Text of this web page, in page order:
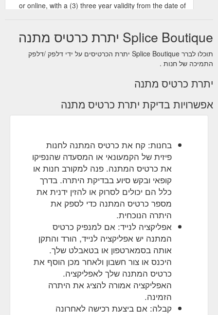
or online, with a (3) three year validity from the date of
https://www.spliceboutique.com.au/products/splice-
boutique-gift-card
SPLICE BOUTIQUE Mailed Out Gift Card – Splice Boutique
Splice Boutique Gift Card! Left it a little late? See
option. Available to use in store or online, with a (3)
three year validity from the date of purchase, this is the
https://www.spliceboutique.com.au/products/gift-card
All products – Splice Boutique
SPLICE BOUTIQUE e-
GIFT CARD. From $25.00. SOLD OUT QUICK VIEW.
ÉSS THE LABEL Isabella Maxi Dress - Banksia.
$229.00 $160.00 SALE QUICK VIEW. 12 14 ÉSS THE
LABEL Elidy High Waisted Jean - Cream. $189.00
$100.00 QUICK VIEW. 10 12 ...
https://www.spliceboutique.com.au/collections/all-
products
ÉSS THE LABEL – tagged "gift-voucher" – Splice Boutique
Gift Voucher. clear. Price. Under $100. $100 to $200.
$200 to $300. $300 to $500. $500 to $1,000. Over
$1,000. QUICK VIEW. $25.00 $50.00 $100.00 $150.00
$200.00 $250.00 $300.00 $350.00 $400.00 $450.00
$500.00 $1,000.00 $1,500.00 $2,000.00 $3,000.00
Splice Boutique יתרת כרטיס מתנה
תוכלו לברר Splice Boutique יתרת הכרטיסים על ידי דלפק /דלפק
התמיכה של חנות .
יתרת כרטיס מתנה
אפשרויות בדיקת יתרת כרטיס מתנה
בחנות: קח את כרטיס המתנה לחנות
פיזית של הקמעונאי או המסעדה שהנפיקו
את כרטיס המתנה. פנה למקורב חנות או
קופאי ובקש סיוע בבדיקת היתרה. בדרך
כלל הם יכולים לסרוק או להזין ידנית את
מספר כרטיס המתנה כדי לספק את
היתרה הנוכחית.
אפליקציה לנייד: אם למנפיק כרטיס
המתנה יש אפליקציה לנייד, הורד והתקן
אותה בסמארטפון או בטאבלט שלך.
היכנס או צור חשבון ולאחר מכן הוסף את
כרטיס המתנה שלך לאפליקציה.
האפליקציה אמורה להציג את היתרה
הזמינה.
קבלה: אם ביצעת רכישה לאחרונה